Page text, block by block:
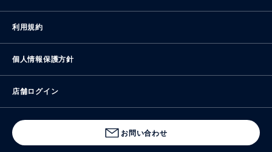
利用規約
個人情報保護方針
店舗ログイン
お問い合わせ